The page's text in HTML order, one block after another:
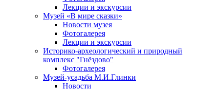
Лекции и экскурсии
Музей «В мире сказки»
Новости музея
Фотогалерея
Лекции и экскурсии
Историко-археологический и природный
комплекс "Гнёздово"
Фотогалерея
Музей-усадьба М.И.Глинки
Новости